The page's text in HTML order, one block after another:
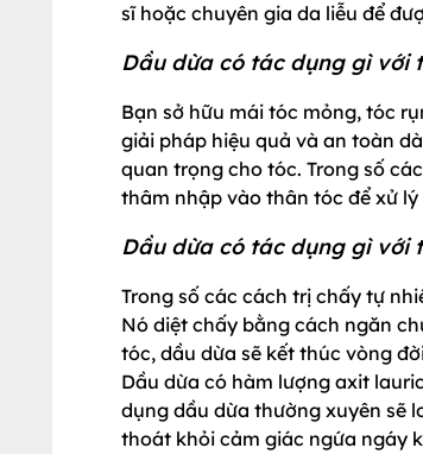
sĩ hoặc chuyên gia da liễu để
Dầu dừa có tác dụng gì với
Bạn sở hữu mái tóc mỏng, tóc
giải pháp hiệu quả và an toàn
quan trọng cho tóc. Trong số
thâm nhập vào thân tóc để xử
Dầu dừa có tác dụng gì với
Trong số các cách trị chấy tự
Nó diệt chấy bằng cách ngăn
tóc, dầu dừa sẽ kết thúc vòng
Dầu dừa có hàm lượng axit
dụng dầu dừa thường xuyên sẽ
thoát khỏi cảm giác ngứa ngáy